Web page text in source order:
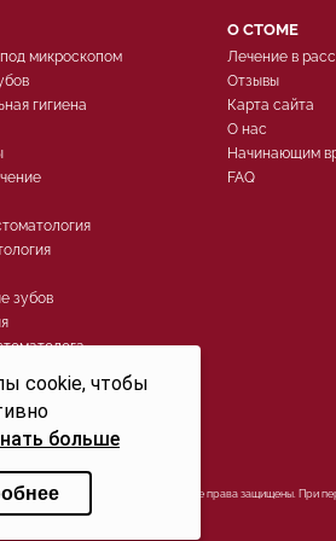
микроскопом
гигиена
зубов
О СТОМЕ
Лечение в
Отзывы
Карта сайта
О нас
Начинающим
FAQ
№250906 действует до 30.07.2032г. Все права защищены. При
cookie, чтобы
больше